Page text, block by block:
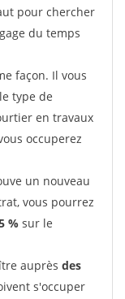
pour chercher
du temps
façon. Il vous
type de
en travaux
occuperez
un nouveau
vous pourrez
% sur le
auprès des
s'occuper